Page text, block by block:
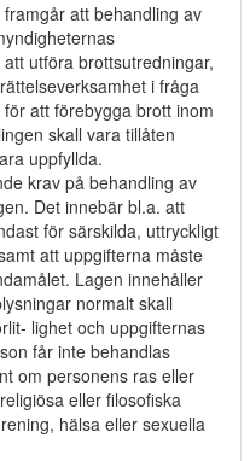
att behandling av
utföra brottsutredningar,
i fråga
att förebygga brott inom
skall vara tillåten
uppfyllda.
krav på behandling av
Det innebär bl.a. att
för särskilda, uttryckligt
att uppgifterna måste
Lagen innehåller
normalt skall
lighet och uppgifternas
får inte behandlas
om personens ras eller
eller filosofiska
hälsa eller sexuella